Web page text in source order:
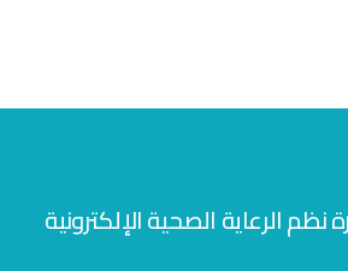
الرعاية الصحية الإلكترونية